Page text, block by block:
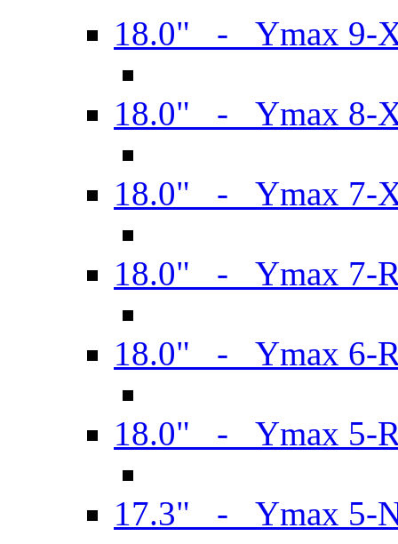
18.0" - Ymax 9-
18.0" - Ymax 8-
18.0" - Ymax 7-
18.0" - Ymax 7-
18.0" - Ymax 6-
18.0" - Ymax 5-
17.3" - Ymax 5-